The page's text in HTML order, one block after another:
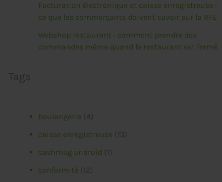
Facturation électronique et caisse enregistreuse :
ce que les commerçants doivent savoir sur la RFE
Webshop restaurant : comment prendre des
commandes même quand le restaurant est fermé
Tags
boulangerie (4)
caisse enregistreuse (13)
cashmag android (1)
conformité (12)